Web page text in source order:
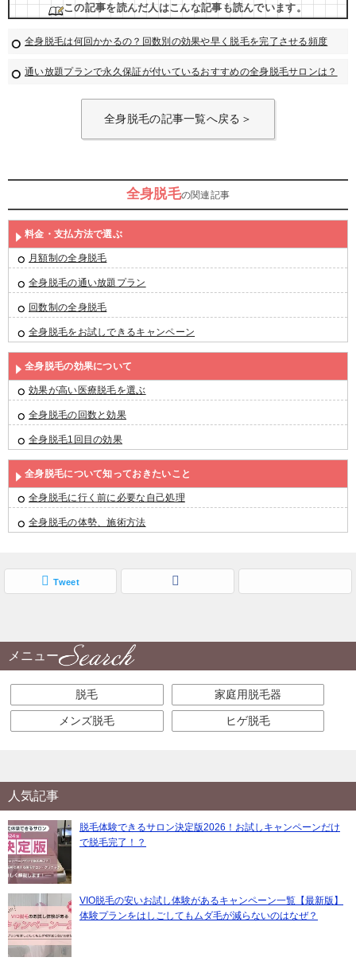
この記事を読んだ人はこんな記事も読んでいます。
全身脱毛は何回かかるの？回数別の効果や早く脱毛を完了させる頻度
通い放題プランで永久保証が付いているおすすめの全身脱毛サロンは？
全身脱毛の記事一覧へ戻る＞
全身脱毛の関連記事
料金・支払方法で選ぶ
月額制の全身脱毛
全身脱毛の通い放題プラン
回数制の全身脱毛
全身脱毛をお試しできるキャンペーン
全身脱毛の効果について
効果が高い医療脱毛を選ぶ
全身脱毛の回数と効果
全身脱毛1回目の効果
全身脱毛について知っておきたいこと
全身脱毛に行く前に必要な自己処理
全身脱毛の体勢、施術方法
Tweet
メニュー
脱毛 家庭用脱毛器
メンズ脱毛 ヒゲ脱毛
人気記事
脱毛体験できるサロン決定版2026！お試しキャンペーンだけ
で脱毛完了！？
VIO脱毛の安いお試し体験があるキャンペーン一覧【最新版】
体験プランをはしごしてもムダ毛が減らないのはなぜ？